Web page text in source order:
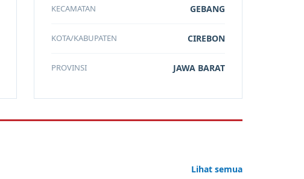
KECAMATAN GEBANG
KOTA/KABUPATEN CIREBON
PROVINSI JAWA BARAT
Lihat semua